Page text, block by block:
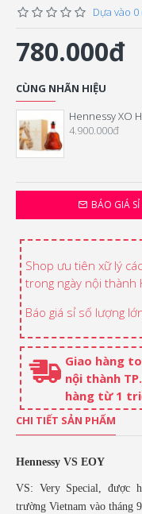
Dựa vào
780.000đ
BÁO GIÁ
CÙNG NHÃN HIỆU
4.900.000đ
Shop ưu tiên xữ lý
trong ngày nội thành
Báo giá sỉ số lượng
Giao hàng
nội thành
hàng từ 1
CHI TIẾT SẢN PHẨM
Hennessy VS EOY
VS: Very Special, được
trường Vietnam vào tháng